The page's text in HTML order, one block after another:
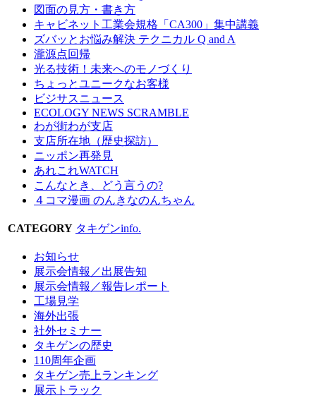
図面の見方・書き方
キャビネット工業会規格「CA300」集中講義
ズバッとお悩み解決 テクニカル Q and A
瀧源点回帰
光る技術！未来へのモノづくり
ちょっとユニークなお客様
ビジサスニュース
ECOLOGY NEWS SCRAMBLE
わが街わが支店
支店所在地（歴史探訪）
ニッポン再発見
あれこれWATCH
こんなとき、どう言うの?
４コマ漫画 のんきなのんちゃん
CATEGORY タキゲンinfo.
お知らせ
展示会情報／出展告知
展示会情報／報告レポート
工場見学
海外出張
社外セミナー
タキゲンの歴史
110周年企画
タキゲン売上ランキング
展示トラック